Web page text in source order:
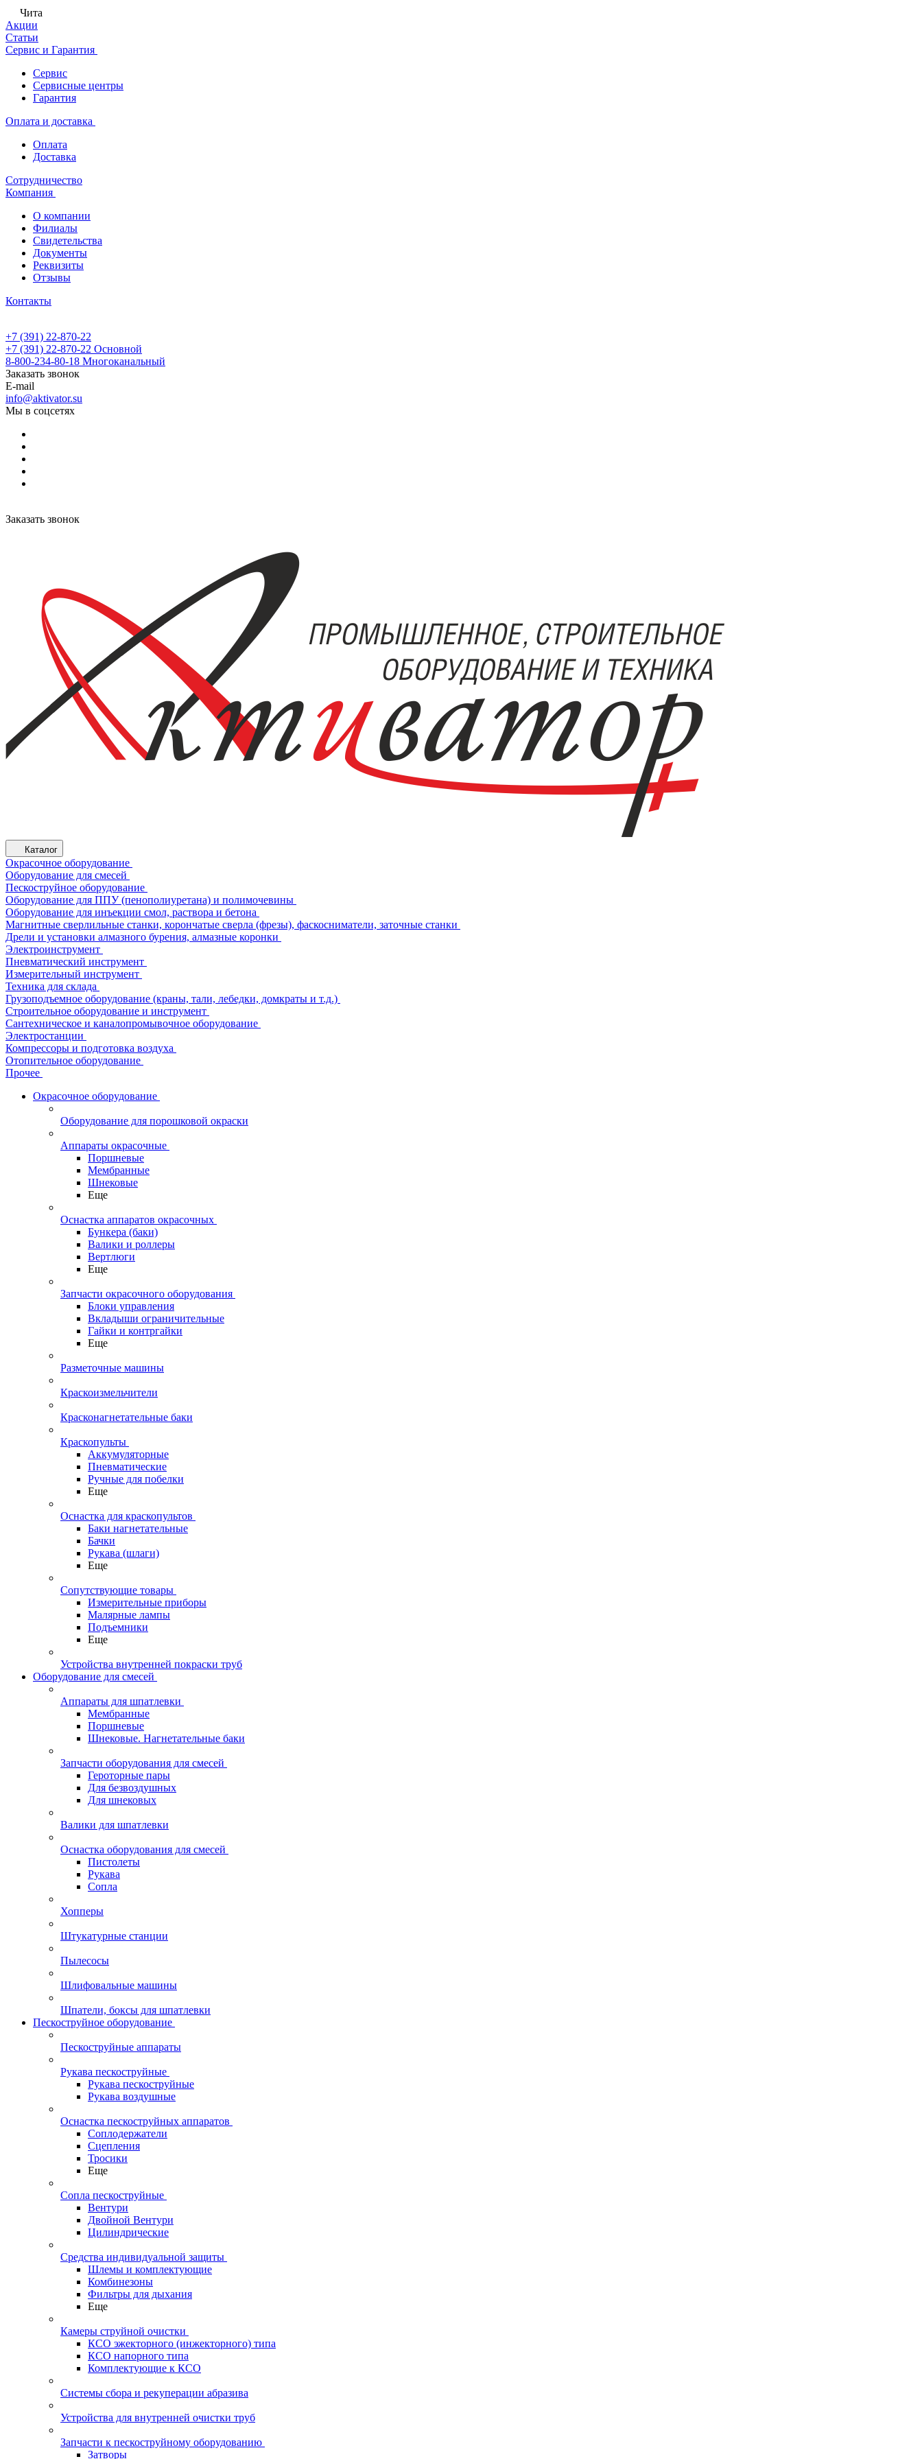
Чита
Акции
Статьи
Сервис и Гарантия
Сервис
Сервисные центры
Гарантия
Оплата и доставка
Оплата
Доставка
Сотрудничество
Компания
О компании
Филиалы
Свидетельства
Документы
Реквизиты
Отзывы
Контакты
+7 (391) 22-870-22
+7 (391) 22-870-22 Основной
8-800-234-80-18 Многоканальный
Заказать звонок
E-mail
info@aktivator.su
Мы в соцсетях
Заказать звонок
Каталог
Окрасочное оборудование
Оборудование для смесей
Пескоструйное оборудование
Оборудование для ППУ (пенополиуретана) и полимочевины
Оборудование для инъекции смол, раствора и бетона
Магнитные сверлильные станки, корончатые сверла (фрезы), фаскосниматели, заточные станки
Дрели и установки алмазного бурения, алмазные коронки
Электроинструмент
Пневматический инструмент
Измерительный инструмент
Техника для склада
Грузоподъемное оборудование (краны, тали, лебедки, домкраты и т.д.)
Строительное оборудование и инструмент
Сантехническое и каналопромывочное оборудование
Электростанции
Компрессоры и подготовка воздуха
Отопительное оборудование
Прочее
Окрасочное оборудование
Оборудование для порошковой окраски
Аппараты окрасочные
Поршневые
Мембранные
Шнековые
Еще
Оснастка аппаратов окрасочных
Бункера (баки)
Валики и роллеры
Вертлюги
Еще
Запчасти окрасочного оборудования
Блоки управления
Вкладыши ограничительные
Гайки и контргайки
Еще
Разметочные машины
Краскоизмельчители
Красконагнетательные баки
Краскопульты
Аккумуляторные
Пневматические
Ручные для побелки
Еще
Оснастка для краскопультов
Баки нагнетательные
Бачки
Рукава (шлаги)
Еще
Сопутствующие товары
Измерительные приборы
Малярные лампы
Подъемники
Еще
Устройства внутренней покраски труб
Оборудование для смесей
Аппараты для шпатлевки
Мембранные
Поршневые
Шнековые. Нагнетательные баки
Запчасти оборудования для смесей
Героторные пары
Для безвоздушных
Для шнековых
Валики для шпатлевки
Оснастка оборудования для смесей
Пистолеты
Рукава
Сопла
Хопперы
Штукатурные станции
Пылесосы
Шлифовальные машины
Шпатели, боксы для шпатлевки
Пескоструйное оборудование
Пескоструйные аппараты
Рукава пескоструйные
Рукава пескоструйные
Рукава воздушные
Оснастка пескоструйных аппаратов
Соплодержатели
Сцепления
Тросики
Еще
Сопла пескоструйные
Вентури
Двойной Вентури
Цилиндрические
Средства индивидуальной защиты
Шлемы и комплектующие
Комбинезоны
Фильтры для дыхания
Еще
Камеры струйной очистки
КСО эжекторного (инжекторного) типа
КСО напорного типа
Комплектующие к КСО
Системы сбора и рекуперации абразива
Устройства для внутренней очистки труб
Запчасти к пескоструйному оборудованию
Затворы